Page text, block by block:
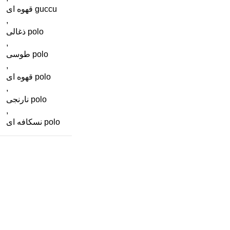
guccu قهوه ای
,
polo ذغالی
,
polo طوسی
,
polo قهوه ای
,
polo نارنجی
,
polo نسکافه ای